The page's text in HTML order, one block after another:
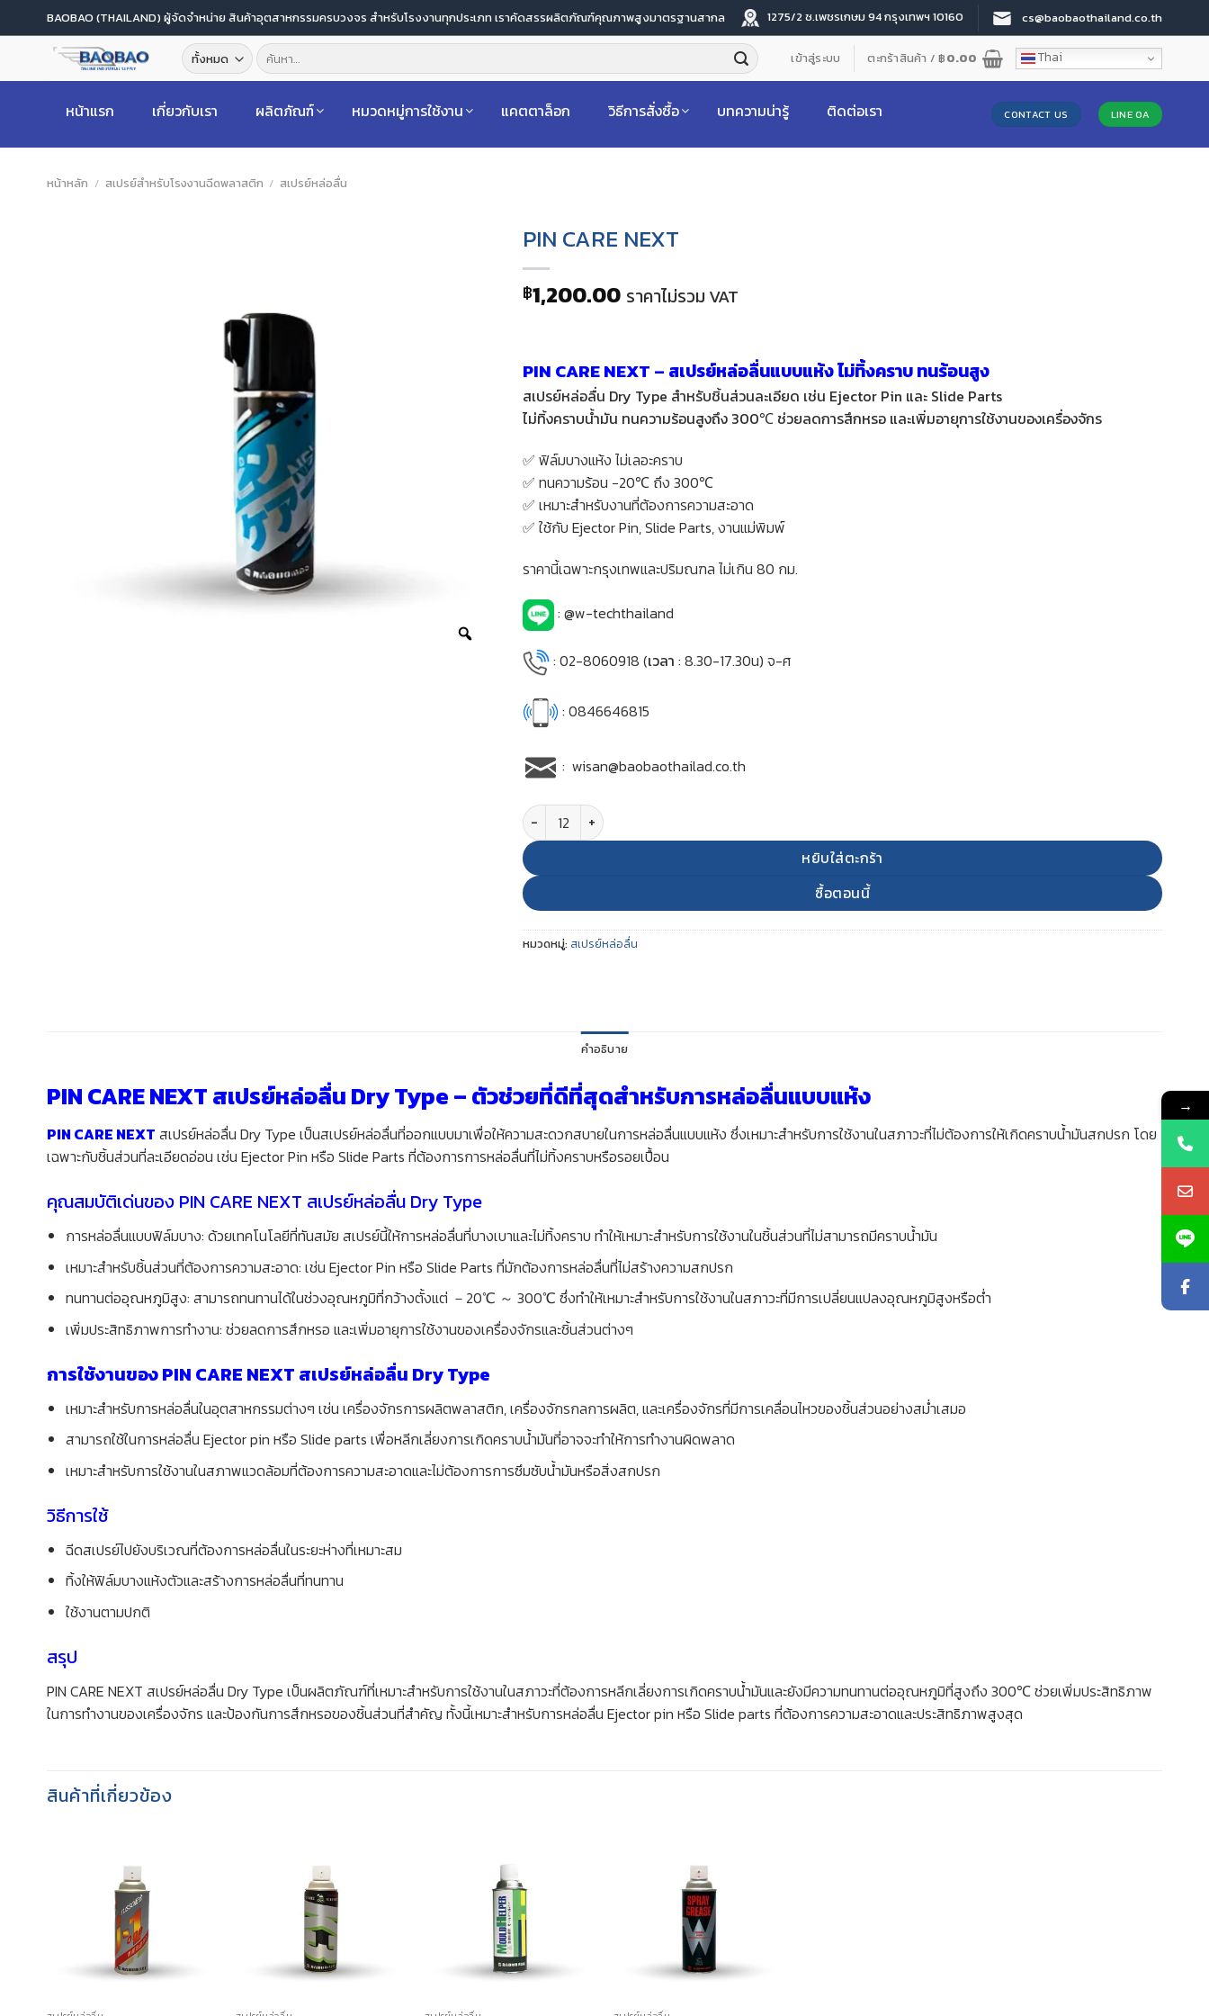
ไป
เนื้อหา
BAOBAO (THAILAND) ผู้จัดจำหน่าย สินค้าอุตสาหกรรมครบวงจร สำหรับโรงงานทุกประเภท เราคัดสรรผลิตภัณฑ์คุณภาพสูงมาตรฐานสากล 1275/2 ซ.เพชรเกษม 94 กรุงเทพฯ 10160 cs@baobaothailand.co.th
ค้นหา: เข้าสู่ระบบ ตะกร้าสินค้า /฿0.00 Thai
หน้าแรก เกี่ยวกับเรา ผลิตภัณฑ์ หมวดหมู่การใช้งาน แคตตาล็อก วิธีการสั่งซื้อ บทความน่ารู้ ติดต่อเรา CONTACT US LINE OA
หน้าหลัก / สเปรย์สำหรับโรงงานฉีดพลาสติก / สเปรย์หล่อลื่น
PIN CARE NEXT
฿1,200.00 ราคาไม่รวม VAT
PIN CARE NEXT – สเปรย์หล่อลื่นแบบแห้ง ไม่ทิ้งคราบ ทนร้อนสูง
สเปรย์หล่อลื่น Dry Type สำหรับชิ้นส่วนละเอียด เช่น Ejector Pin และ Slide Parts
ไม่ทิ้งคราบน้ำมัน ทนความร้อนสูงถึง 300℃ ช่วยลดการสึกหรอ และเพิ่มอายุการใช้งานของเครื่องจักร
✅ ฟิล์มบางแห้ง ไม่เลอะคราบ
✅ ทนความร้อน −20℃ ถึง 300℃
✅ เหมาะสำหรับงานที่ต้องการความสะอาด
✅ ใช้กับ Ejector Pin, Slide Parts, งานแม่พิมพ์
ราคานี้เฉพาะกรุงเทพและปริมณฑล ไม่เกิน 80 กม.
: @w-techthailand
: 02-8060918 (เวลา : 8.30-17.30น) จ-ศ
: 0846646815
: wisan@baobaothailad.co.th
จำนวน PIN CARE NEXT ชิ้น
หยิบใส่ตะกร้า
ซื้อตอนนี้
หมวดหมู่: สเปรย์หล่อลื่น
คำอธิบาย
PIN CARE NEXT สเปรย์หล่อลื่น Dry Type – ตัวช่วยที่ดีที่สุดสำหรับการหล่อลื่นแบบแห้ง
PIN CARE NEXT สเปรย์หล่อลื่น Dry Type เป็นสเปรย์หล่อลื่นที่ออกแบบมาเพื่อให้ความสะดวกสบายในการหล่อลื่นแบบแห้ง ซึ่งเหมาะสำหรับการใช้งานในสภาวะที่ไม่ต้องการให้เกิดคราบน้ำมันสกปรก โดย
เฉพาะกับชิ้นส่วนที่ละเอียดอ่อน เช่น Ejector Pin หรือ Slide Parts ที่ต้องการการหล่อลื่นที่ไม่ทิ้งคราบหรือรอยเปื้อน
คุณสมบัติเด่นของ PIN CARE NEXT สเปรย์หล่อลื่น Dry Type
การหล่อลื่นแบบฟิล์มบาง: ด้วยเทคโนโลยีที่ทันสมัย สเปรย์นี้ให้การหล่อลื่นที่บางเบาและไม่ทิ้งคราบ ทำให้เหมาะสำหรับการใช้งานในชิ้นส่วนที่ไม่สามารถมีคราบน้ำมัน
เหมาะสำหรับชิ้นส่วนที่ต้องการความสะอาด: เช่น Ejector Pin หรือ Slide Parts ที่มักต้องการหล่อลื่นที่ไม่สร้างความสกปรก
ทนทานต่ออุณหภูมิสูง: สามารถทนทานได้ในช่วงอุณหภูมิที่กว้างตั้งแต่ －20℃ ～ 300℃ ซึ่งทำให้เหมาะสำหรับการใช้งานในสภาวะที่มีการเปลี่ยนแปลงอุณหภูมิสูงหรือต่ำ
เพิ่มประสิทธิภาพการทำงาน: ช่วยลดการสึกหรอ และเพิ่มอายุการใช้งานของเครื่องจักรและชิ้นส่วนต่างๆ
การใช้งานของ PIN CARE NEXT สเปรย์หล่อลื่น Dry Type
เหมาะสำหรับการหล่อลื่นในอุตสาหกรรมต่างๆ เช่น เครื่องจักรการผลิตพลาสติก, เครื่องจักรกลการผลิต, และเครื่องจักรที่มีการเคลื่อนไหวของชิ้นส่วนอย่างสม่ำเสมอ
สามารถใช้ในการหล่อลื่น Ejector pin หรือ Slide parts เพื่อหลีกเลี่ยงการเกิดคราบน้ำมันที่อาจจะทำให้การทำงานผิดพลาด
เหมาะสำหรับการใช้งานในสภาพแวดล้อมที่ต้องการความสะอาดและไม่ต้องการการซึมซับน้ำมันหรือสิ่งสกปรก
วิธีการใช้
ฉีดสเปรย์ไปยังบริเวณที่ต้องการหล่อลื่นในระยะห่างที่เหมาะสม
ทิ้งให้ฟิล์มบางแห้งตัวและสร้างการหล่อลื่นที่ทนทาน
ใช้งานตามปกติ
สรุป
PIN CARE NEXT สเปรย์หล่อลื่น Dry Type เป็นผลิตภัณฑ์ที่เหมาะสำหรับการใช้งานในสภาวะที่ต้องการหลีกเลี่ยงการเกิดคราบน้ำมันและยังมีความทนทานต่ออุณหภูมิที่สูงถึง 300℃ ช่วยเพิ่มประสิทธิภาพ
ในการทำงานของเครื่องจักร และป้องกันการสึกหรอของชิ้นส่วนที่สำคัญ ทั้งนี้เหมาะสำหรับการหล่อลื่น Ejector pin หรือ Slide parts ที่ต้องการความสะอาดและประสิทธิภาพสูงสุด
สินค้าที่เกี่ยวข้อง
→